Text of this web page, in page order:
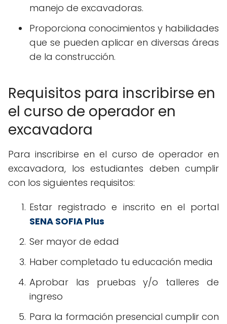
manejo de excavadoras.
Proporciona conocimientos y habilidades
que se pueden aplicar en diversas áreas
de la construcción.
Requisitos para inscribirse en
el curso de operador en
excavadora
Para inscribirse en el curso de operador en
excavadora, los estudiantes deben cumplir
con los siguientes requisitos:
Estar registrado e inscrito en el portal
SENA SOFIA Plus
Ser mayor de edad
Haber completado tu educación media
Aprobar las pruebas y/o talleres de
ingreso
Para la formación presencial cumplir con